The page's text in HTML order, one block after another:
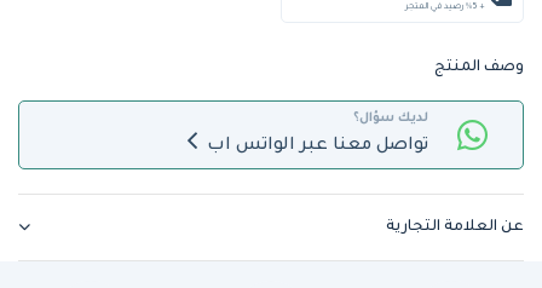
+ %5 رصيد في المتجر
وصف المنتج
لديك سؤال؟
تواصل معنا عبر الواتس اب
عن العلامة التجارية